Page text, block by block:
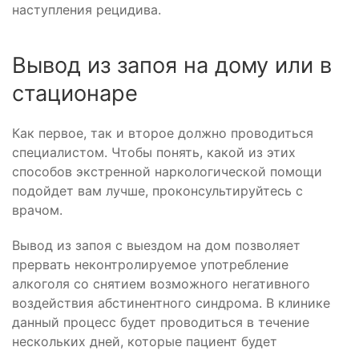
наступления рецидива.
Вывод из запоя на дому или в
стационаре
Как первое, так и второе должно проводиться
специалистом. Чтобы понять, какой из этих
способов экстренной наркологической помощи
подойдет вам лучше, проконсультируйтесь с
врачом.
Вывод из запоя с выездом на дом позволяет
прервать неконтролируемое употребление
алкоголя со снятием возможного негативного
воздействия абстинентного синдрома. В клинике
данный процесс будет проводиться в течение
нескольких дней, которые пациент будет